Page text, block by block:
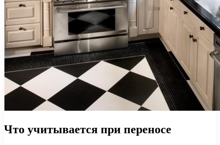
Что учитывается при переносе